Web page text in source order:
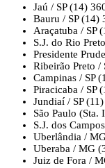
Jaú / SP (14)
Bauru / SP (14)
Araçatuba / SP
S.J. do Rio
Presidente
Ribeirão Preto /
Campinas / SP
Piracicaba / SP
Jundiaí / SP
São Paulo (Sta.
S.J. dos
Uberlândia /
Uberaba / MG
Juiz de Fora /